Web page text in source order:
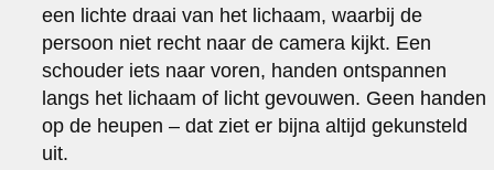
een lichte draai van het lichaam, waarbij de
persoon niet recht naar de camera kijkt. Een
schouder iets naar voren, handen ontspannen
langs het lichaam of licht gevouwen. Geen handen
op de heupen – dat ziet er bijna altijd gekunsteld
uit.